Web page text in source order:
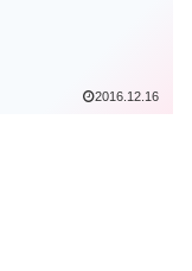
2016.12.16